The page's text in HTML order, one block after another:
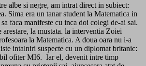
albe si negre, am intrat direct in subiect:
Sima era un tanar student la Matematica in
faca manifeste cu inca doi colegi de-ai sai.
arestare, la mustata. la interventia Zoiei
la Matematica. A doua oara nu i-a
intalniri suspecte cu un diplomat britanic:
ofiter MI6. Iar el, devenit intre timp